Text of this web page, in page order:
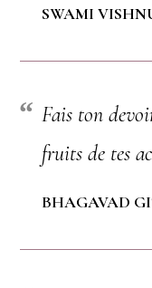
SWAMI
Fais ton
fruits de tes
BHAGAVAD